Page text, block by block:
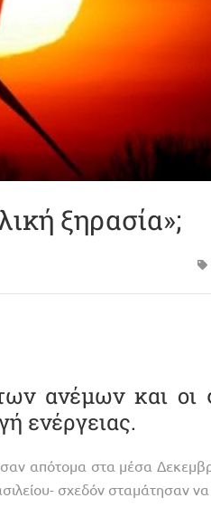
ξηρασία»;
ανέμων και οι
ενέργειας.
απότομα στα μέσα
σχεδόν σταμάτησαν